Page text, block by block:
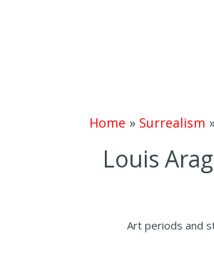
Home » Surrealism
Louis
Art periods and